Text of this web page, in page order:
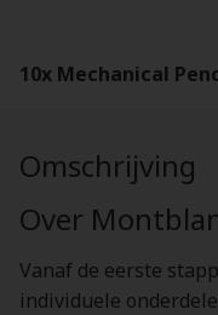
10x Mechanical
Omschrijving
Over
Vanaf de eerste
individuele